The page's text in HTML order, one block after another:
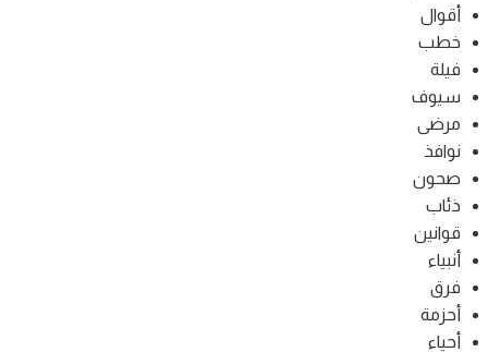
أقوال
خطب
فيلة
سيوف
مرضى
نوافذ
صحون
ذئاب
قوانين
أنبياء
فرق
أحزمة
أحياء